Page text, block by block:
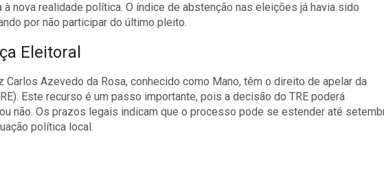
nova realidade política. O índice de abstenção nas eleições já havia sido
por não participar do último pleito.
Eleitoral
Carlos Azevedo da Rosa, conhecido como Mano, têm o direito de apelar da
Este recurso é um passo importante, pois a decisão do TRE poderá
não. Os prazos legais indicam que o processo pode se estender até
política local.